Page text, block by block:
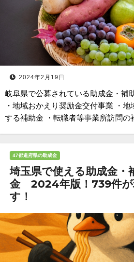
2024年2月19日
岐阜県で公募されている助成金・補
・地域おかえり奨励金交付事業 ・
する補助金 ・転職者等事業所訪問
47都道府県の助成金
埼玉県で使える助成金・
金 2024年版！739件が
す！